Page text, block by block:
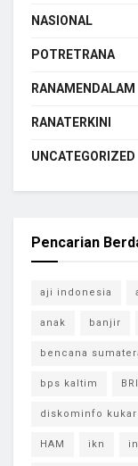
NASIONAL
POTRETRANA
RANAMENDALAM
RANATERKINI
UNCATEGORIZED
Pencarian
aji indonesia
anak banjir
bencana
bps kaltim
diskominfo kukar
HAM ikn